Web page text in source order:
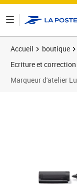
Accueil boutique
Ecriture et correction
Marqueur d'atelier